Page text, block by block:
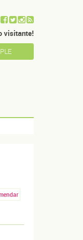
visitante!